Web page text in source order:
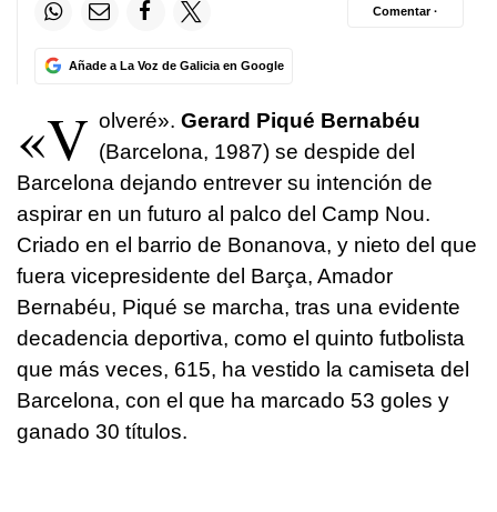
Añade a La Voz de Galicia en Google
Comentar ·
«V olveré». Gerard Piqué Bernabéu
(Barcelona, 1987) se despide del
Barcelona dejando entrever su intención de
aspirar en un futuro al palco del Camp Nou.
Criado en el barrio de Bonanova, y nieto del que
fuera vicepresidente del Barça, Amador
Bernabéu, Piqué se marcha, tras una evidente
decadencia deportiva, como el quinto futbolista
que más veces, 615, ha vestido la camiseta del
Barcelona, con el que ha marcado 53 goles y
ganado 30 títulos.